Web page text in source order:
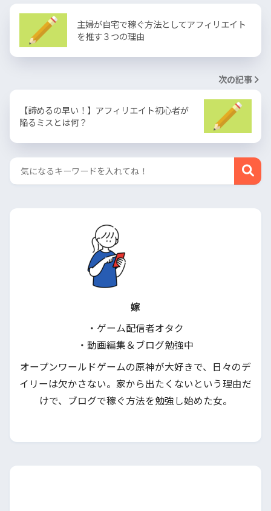
主婦が自宅で稼ぐ方法としてアフィリエイト
を推す３つの理由
次の記事
【諦めるの早い！】アフィリエイト初心者が
陥るミスとは何？
嫁
・ゲーム配信者オタク
・動画編集＆ブログ勉強中
オープンワールドゲームの原神が大好きで、日々のデ
イリーは欠かさない。家から出たくないという理由だ
けで、ブログで稼ぐ方法を勉強し始めた女。